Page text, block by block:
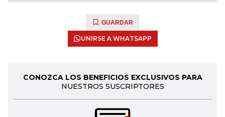
GUARDAR
UNIRSE A WHATSAPP
CONOZCA LOS BENEFICIOS EXCLUSIVOS PARA
NUESTROS SUSCRIPTORES